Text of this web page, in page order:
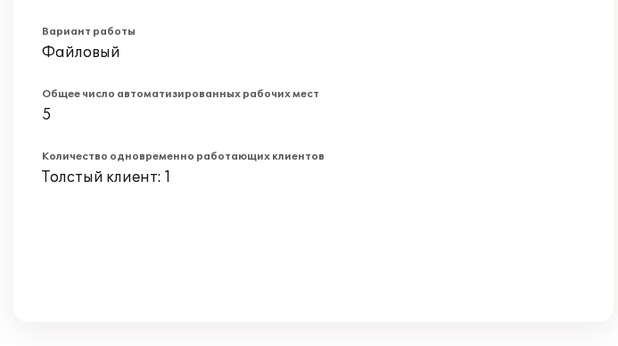
Вариант работы
Файловый
Общее число автоматизированных рабочих мест
5
Количество одновременно работающих клиентов
Толстый клиент: 1